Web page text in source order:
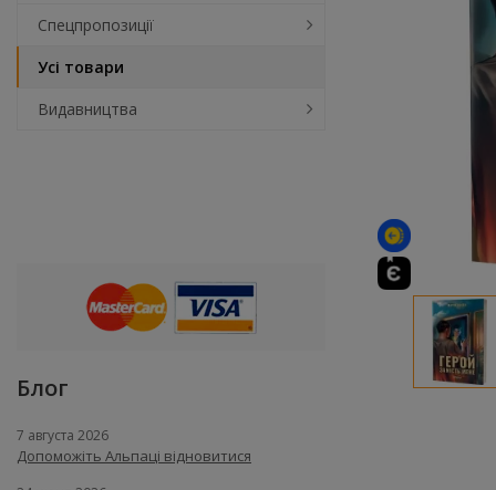
Спецпропозиції
Усі товари
Видавництва
Блог
7 августа 2026
Допоможіть Альпаці відновитися